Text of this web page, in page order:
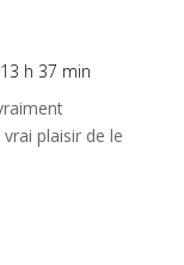
h 37 min
plaisir de le